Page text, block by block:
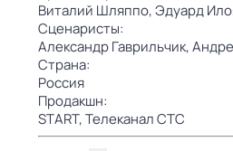
Виталий Шляппо,Эдуард
Сценаристы:
Александр Гаврильчик,
Страна:
Россия
Продакшн:
START,Телеканал СТС